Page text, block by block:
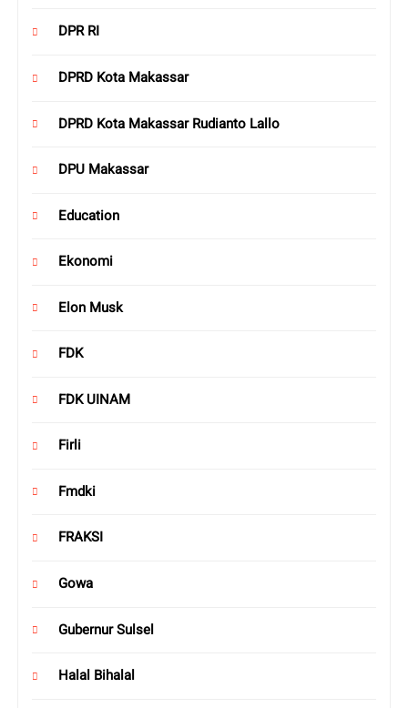
DPR RI
DPRD Kota Makassar
DPRD Kota Makassar Rudianto Lallo
DPU Makassar
Education
Ekonomi
Elon Musk
FDK
FDK UINAM
Firli
Fmdki
FRAKSI
Gowa
Gubernur Sulsel
Halal Bihalal